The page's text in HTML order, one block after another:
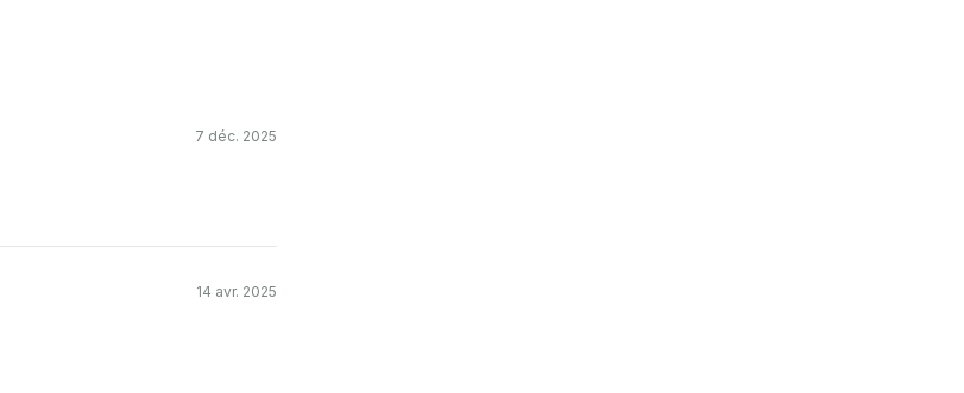
7 déc. 2025
14 avr. 2025